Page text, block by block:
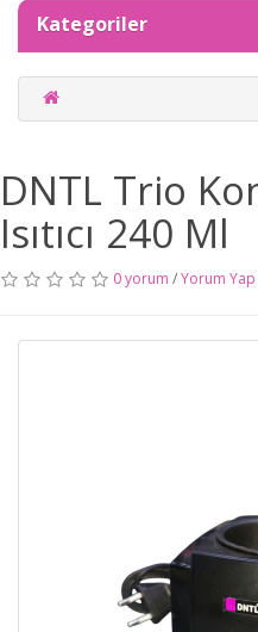
Kategoriler
DNTL Trio
Isıtıcı 240 Ml
0 yorum /Yorum Yap